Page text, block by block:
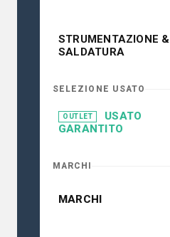
STRUMENTAZIONE &
SALDATURA
SELEZIONE USATO
OUTLET
USATO
GARANTITO
MARCHI
MARCHI